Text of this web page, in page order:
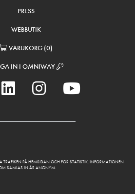
PRESS
WEBBUTIK
VARUKORG (0)
IN I OMNIWAY
TRAFIKEN PÅ HEMSIDAN OCH FÖR STATISTIK. INFORMATIONEN
SAMLAS IN ÄR ANONYM.